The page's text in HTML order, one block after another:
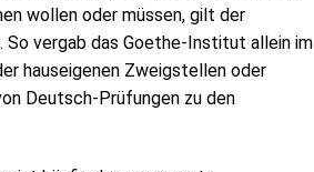
wollen oder müssen, gilt der
vergab das Goethe-Institut allein im
hauseigenen Zweigstellen oder
Deutsch-Prüfungen zu den